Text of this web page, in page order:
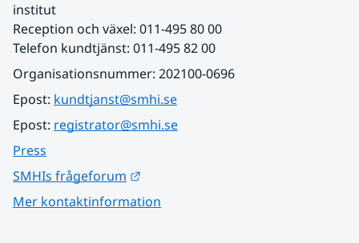
institut
Reception och växel: 011-495 80 00
Telefon kundtjänst: 011-495 82 00
Organisationsnummer: 202100-0696
Epost: kundtjanst@smhi.se
Epost: registrator@smhi.se
Press
SMHIs frågeforum
Mer kontaktinformation